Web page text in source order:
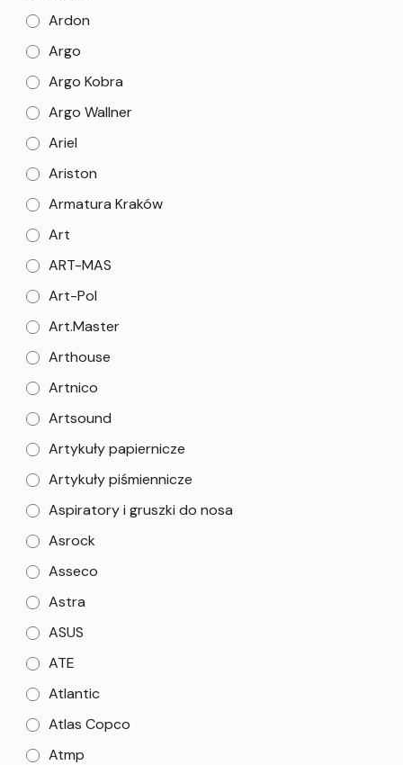
Ardon
Argo
Argo Kobra
Argo Wallner
Ariel
Ariston
Armatura Kraków
Art
ART-MAS
Art-Pol
Art.Master
Arthouse
Artnico
Artsound
Artykuły papiernicze
Artykuły piśmiennicze
Aspiratory i gruszki do nosa
Asrock
Asseco
Astra
ASUS
ATE
Atlantic
Atlas Copco
Atmp